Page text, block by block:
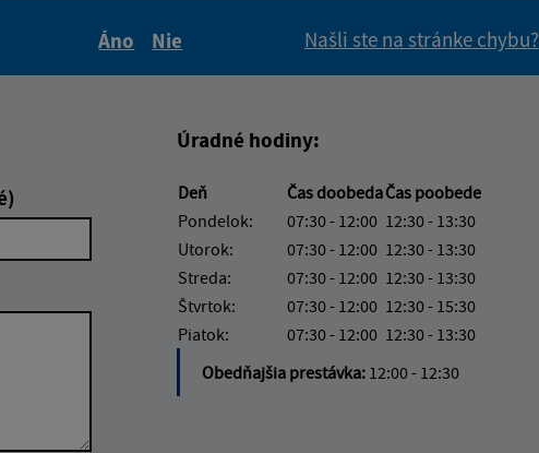
Áno
Nie
Našli ste na stránke chybu?
Úradné hodiny:
Deň Čas doobedaČas poobede
Pondelok:
07:30 - 12:00 12:30 - 13:30
Utorok:
07:30 - 12:00 12:30 - 13:30
Streda:
07:30 - 12:00 12:30 - 13:30
Štvrtok:
07:30 - 12:00 12:30 - 15:30
Piatok:
07:30 - 12:00 12:30 - 13:30
Obedňajšia prestávka: 12:00 - 12:30